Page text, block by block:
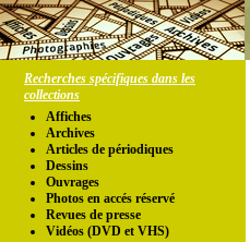
Recherches spécifiques dans les
collections
Affiches
Archives
Articles de périodiques
Dessins
Ouvrages
Photos en accés réservé
Revues de presse
Vidéos (DVD et VHS)